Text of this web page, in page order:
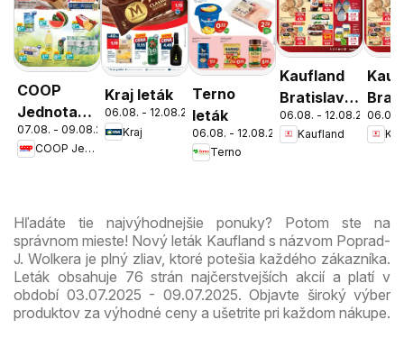
COOP
Jednota
cez víkend
ešte
07.08. - 09.08.2026
COOP Jednota
Kraj leták
06.08. - 12.08.2026
Kraj
Terno
leták
06.08. - 12.08.2026
Terno
Kaufland
Bratislava-
Patrónka
leták
06.08. - 12.08.2026
Kaufland
Nové
06.08.
Hľadáte tie najvýhodnejšie ponuky? Potom ste na
správnom mieste! Nový leták Kaufland s názvom Poprad-
J. Wolkera je plný zliav, ktoré potešia každého zákazníka.
Leták obsahuje 76 strán najčerstvejších akcií a platí v
období 03.07.2025 - 09.07.2025. Objavte široký výber
produktov za výhodné ceny a ušetrite pri každom nákupe.